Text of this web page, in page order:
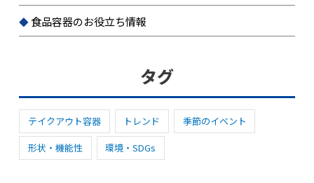
食品容器のお役立ち情報
タグ
テイクアウト容器 トレンド
季節のイベント
形状・機能性
環境・SDGs